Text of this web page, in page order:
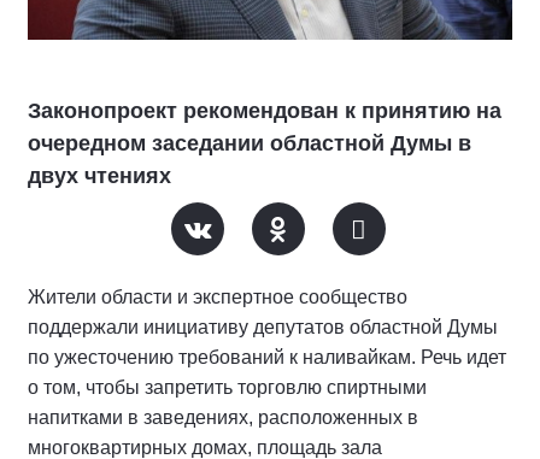
Законопроект рекомендован к принятию на
очередном заседании областной Думы в
двух чтениях
Жители области и экспертное сообщество
поддержали инициативу депутатов областной Думы
по ужесточению требований к наливайкам. Речь идет
о том, чтобы запретить торговлю спиртными
напитками в заведениях, расположенных в
многоквартирных домах, площадь зала